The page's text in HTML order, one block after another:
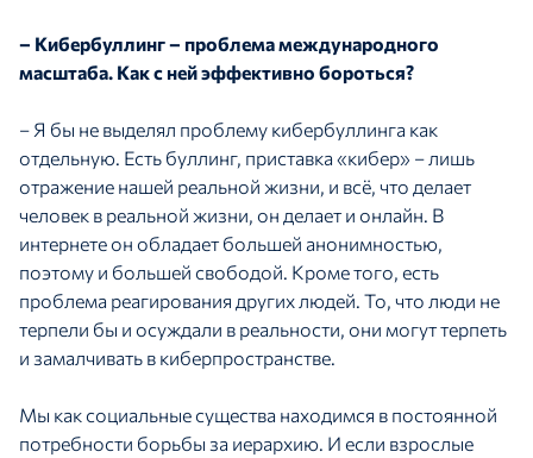
– Кибербуллинг – проблема международного
масштаба. Как с ней эффективно бороться?
– Я бы не выделял проблему кибербуллинга как
отдельную. Есть буллинг, приставка «кибер» – лишь
отражение нашей реальной жизни, и всё, что делает
человек в реальной жизни, он делает и онлайн. В
интернете он обладает большей анонимностью,
поэтому и большей свободой. Кроме того, есть
проблема реагирования других людей. То, что люди не
терпели бы и осуждали в реальности, они могут терпеть
и замалчивать в киберпространстве.
Мы как социальные существа находимся в постоянной
потребности борьбы за иерархию. И если взрослые